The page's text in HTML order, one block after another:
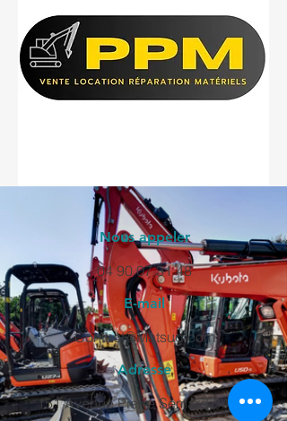
Nous appeler
04 90 07 31 48
E-mail
Contact@Matsud.com
Adresse
151 Avenue Pierre Semard 84120